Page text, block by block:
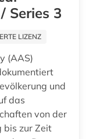
(1)
instituti për demokraci dhe ndermjetësim (1)
Series 3
LIZENZ
(AAS)
und
das
von der
bis zur Zeit